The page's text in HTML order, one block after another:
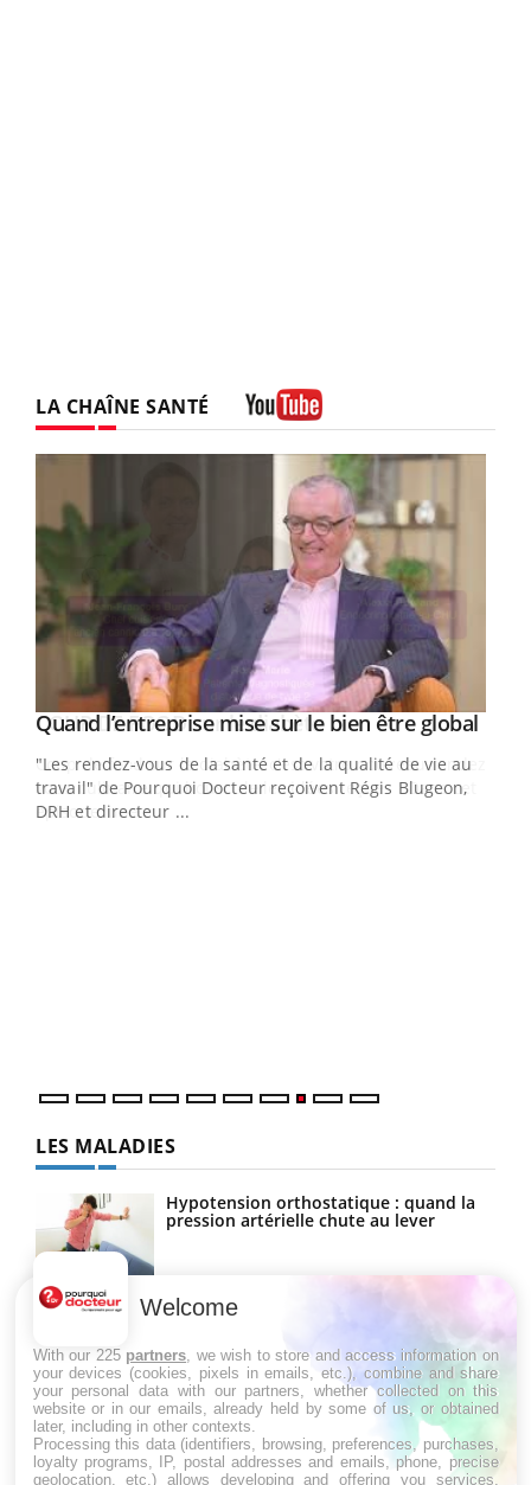
LA CHAÎNE SANTÉ
Youtube
Quand l’entreprise mise sur le bien être global
"Les rendez-vous de la santé et de la qualité de vie au
travail" de Pourquoi Docteur reçoivent Régis Blugeon,
DRH et directeur ...
LES MALADIES
Hypotension orthostatique : quand la
pression artérielle chute au lever
Drépanocytose : une déformation des
globules rouges aux conséquences
Maladie de Charcot (Sclérose latérale
amyotrophique)
Welcome
With our 225 partners , we wish to store and access information on
your devices (cookies, pixels in emails, etc.), combine and share
your personal data with our partners, whether collected on this
website or in our emails, already held by some of us, or obtained
later, including in other contexts.
Processing this data (identifiers, browsing, preferences, purchases,
loyalty programs, IP, postal addresses and emails, phone, precise
geolocation, etc.) allows developing and offering you services,